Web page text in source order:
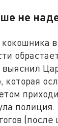
не
в
которая
(после